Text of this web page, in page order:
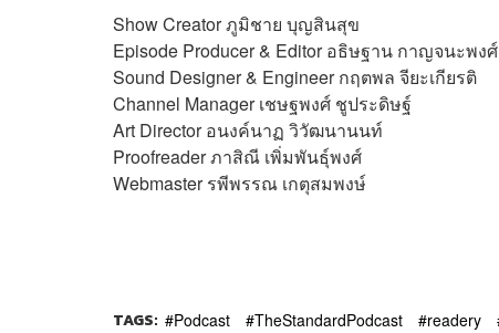
Show Creatorภูมิชาย บุญสินสุข
Episode Producer & Editor อธิษฐาน กาญจนะพงศ์
Sound Designer & Engineerกฤตพล จียะเกียรติ
Channel Manager เชษฐพงศ์ ชูประดิษฐ์
Art Director อนงค์นาฏ วิวัฒนานนท์
Proofreaderภาสิณี เพิ่มพันธุ์พงศ์
Webmaster รพีพรรณ เกตุสมพงษ์
TAGS: Podcast TheStandardPodcast readery